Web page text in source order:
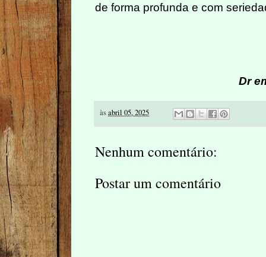
de forma profunda e com
Dr
àsabril 05, 2025
Nenhum comentário:
Postar um comentário